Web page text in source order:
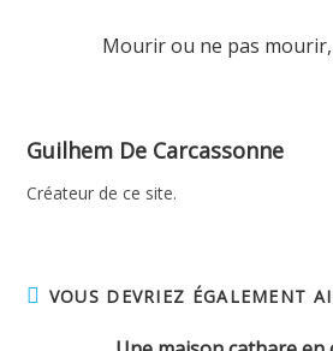
Mourir ou ne pas
Guilhem De Carcassonne
Créateur de ce site.
VOUS DEVRIEZ ÉGALEMENT